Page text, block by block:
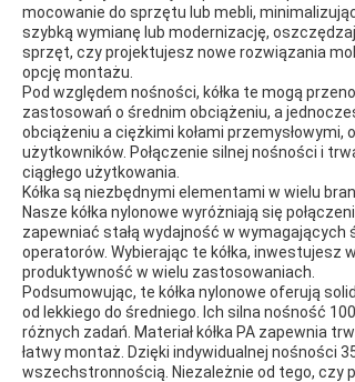
mocowanie do sprzętu lub mebli,
szybką wymianę lub modernizację,
sprzęt, czy projektujesz nowe rozwiązania
opcję montażu.
Pod względem nośności, kółka te mogą
zastosowań o średnim obciążeniu, a
obciążeniu a ciężkimi kołami
użytkowników. Połączenie silnej nośności i
ciągłego użytkowania.
Kółka są niezbędnymi elementami w wielu
Nasze kółka nylonowe wyróżniają się
zapewniać stałą wydajność w
operatorów. Wybierając te kółka,
produktywność w wielu zastosowaniach.
Podsumowując, te kółka nylonowe oferują
od lekkiego do średniego. Ich silna nośność
różnych zadań. Materiał kółka PA zapewnia
łatwy montaż. Dzięki indywidualnej nośności
wszechstronnością. Niezależnie od tego, czy